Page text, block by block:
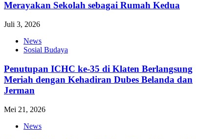
Merayakan Sekolah sebagai Rumah Kedua
Juli 3, 2026
News
Sosial Budaya
Penutupan ICHC ke-35 di Klaten Berlangsung
Meriah dengan Kehadiran Dubes Belanda dan
Jerman
Mei 21, 2026
News